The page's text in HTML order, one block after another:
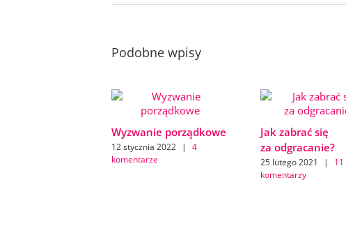
Podobne wpisy
Wyzwanie porządkowe
12 stycznia 2022 |
4
komentarze
Jak zabrać się
za odgracanie?
25 lutego 2021 |
11
komentarzy